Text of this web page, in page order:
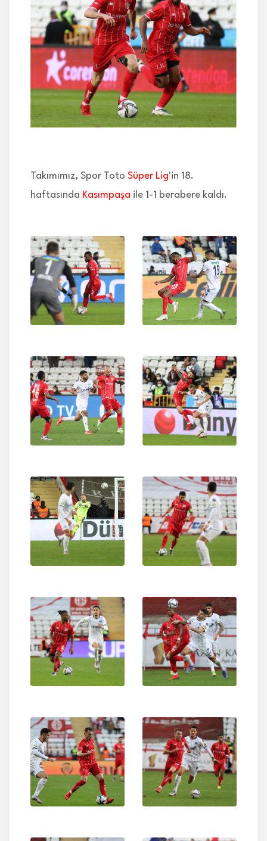
İLETİŞİM
Takımımız, Spor Toto Süper Lig'in 18.
haftasında Kasımpaşa ile 1-1 berabere kaldı.